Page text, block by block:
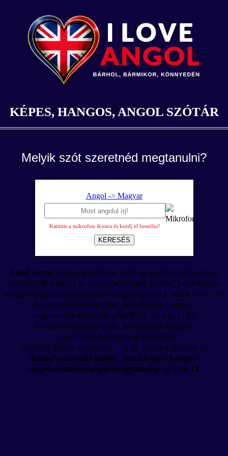
KÉPES, HANGOS, ANGOL SZÓTÁR
Melyik szót szeretnéd megtanulni?
Angol -> Magyar
Kattints a mikrofon ikonra és kezdj el beszélni!
KERESÉS
Fatal error: Uncaught Error: Call to undefined function
connect_dbEng2() in /home/webmulti/public_html/kepes-
hangos-angolszotar.hu/angol-magyar.php:12 Stack trace: #0
/home/webmulti/public_html/kepes-hangos-
angolszotar.hu/szotar.php(892): include() #1
/home/webmulti/public_html/kepes-hangos-
angolszotar.hu/index.php(2349):
include('/home/webmulti/...') #2 {main} thrown in
/home/webmulti/public_html/kepes-hangos-
angolszotar.hu/angol-magyar.php on line 12